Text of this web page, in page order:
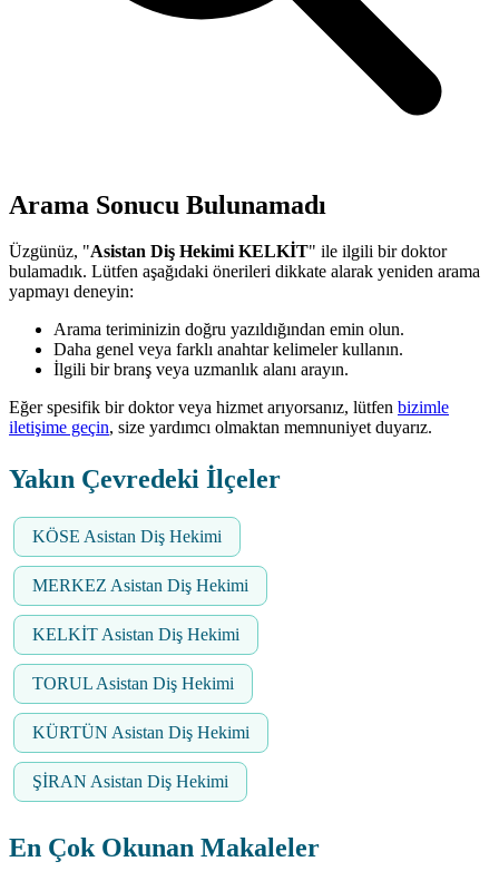
Arama Sonucu Bulunamadı
Üzgünüz, "Asistan Diş Hekimi KELKİT" ile ilgili bir doktor
bulamadık. Lütfen aşağıdaki önerileri dikkate alarak yeniden arama
yapmayı deneyin:
Arama teriminizin doğru yazıldığından emin olun.
Daha genel veya farklı anahtar kelimeler kullanın.
İlgili bir branş veya uzmanlık alanı arayın.
Eğer spesifik bir doktor veya hizmet arıyorsanız, lütfen bizimle
iletişime geçin, size yardımcı olmaktan memnuniyet duyarız.
Yakın Çevredeki İlçeler
KÖSE Asistan Diş Hekimi
MERKEZ Asistan Diş Hekimi
KELKİT Asistan Diş Hekimi
TORUL Asistan Diş Hekimi
KÜRTÜN Asistan Diş Hekimi
ŞİRAN Asistan Diş Hekimi
En Çok Okunan Makaleler